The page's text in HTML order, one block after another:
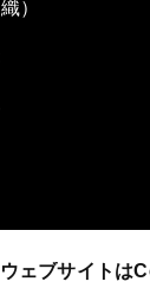
ェブサイトは
）
取り組み